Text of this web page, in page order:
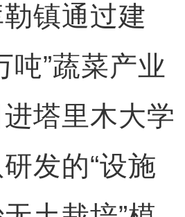
镇通过建
吨”蔬菜产业
塔里木大学
发的“设施